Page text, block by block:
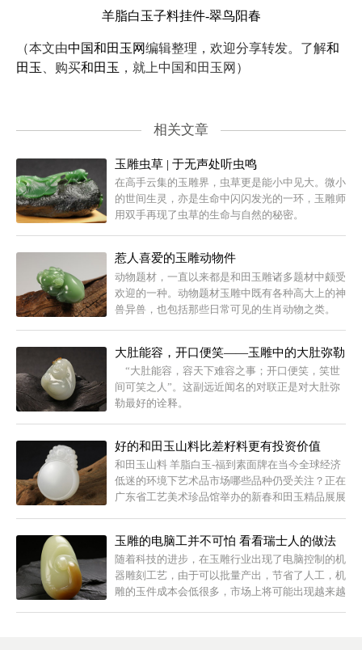
羊脂白玉子料挂件-翠鸟阳春
（本文由中国和田玉网编辑整理，欢迎分享转发。了解和
田玉
、购买和田玉 ，就上中国和田玉网）
相关文章
玉雕虫草 | 于无声处听虫鸣
在高手云集的玉雕界，虫草更是能小中见大。微小
的世间生灵，亦是生命中闪闪发光的一环，玉雕师
用双手再现了虫草的生命与自然的秘密。
惹人喜爱的玉雕动物件
动物题材，一直以来都是和田玉雕诸多题材中颇受
欢迎的一种。动物题材玉雕中既有各种高大上的神
兽异兽，也包括那些日常可见的生肖动物之类。
大肚能容，开口便笑——玉雕中的大肚弥勒
“大肚能容，容天下难容之事；开口便笑，笑世
间可笑之人”。这副远近闻名的对联正是对大肚弥
勒最好的诠释。
好的和田玉山料比差籽料更有投资价值
和田玉山料 羊脂白玉-福到素面牌在当今全球经济
低迷的环境下艺术品市场哪些品种仍受关注？正在
广东省工艺美术珍品馆举办的新春和田玉精品展展
玉雕的电脑工并不可怕 看看瑞士人的做法
随着科技的进步，在玉雕行业出现了电脑控制的机
器雕刻工艺，由于可以批量产出，节省了人工，机
雕的玉件成本会低很多，市场上将可能出现越来越